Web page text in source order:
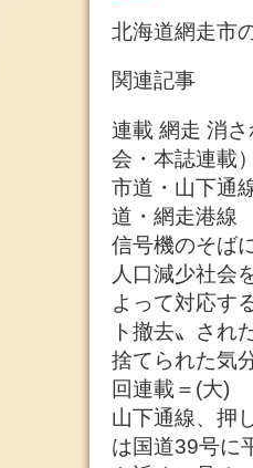
北海道網走市
関連記事
連載 網走 消
会・本誌連載
市道・山下通
道・網走港線
信号機のそば
人口減少社会
よって対応す
ト撤去〟され
捨てられた気
回連載＝(大)
山下通線、押
は国道39号に